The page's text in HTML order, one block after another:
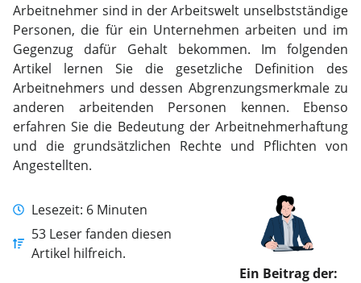
Arbeitnehmer sind in der Arbeitswelt unselbstständige
Personen, die für ein Unternehmen arbeiten und im
Gegenzug dafür Gehalt bekommen. Im folgenden
Artikel lernen Sie die gesetzliche Definition des
Arbeitnehmers und dessen Abgrenzungsmerkmale zu
anderen arbeitenden Personen kennen. Ebenso
erfahren Sie die Bedeutung der Arbeitnehmerhaftung
und die grundsätzlichen Rechte und Pflichten von
Angestellten.
Lesezeit: 6 Minuten
53 Leser fanden diesen
Artikel hilfreich.
Ein Beitrag der: